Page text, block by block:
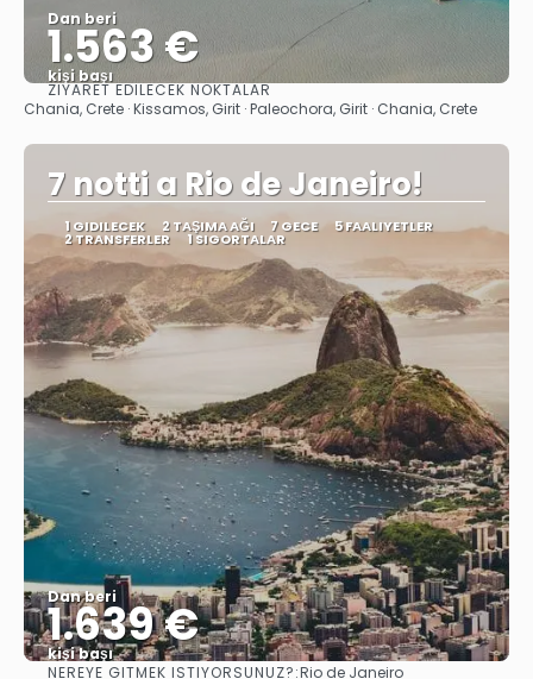
Dan beri
1.563 €
kişi başı
Görüntüle
ZIYARET EDILECEK NOKTALAR
Chania, Crete · Kissamos, Girit · Paleochora, Girit · Chania, Crete
7 notti a Rio de Janeiro!
1 GIDILECEK 2 TAŞIMA AĞI 7 GECE 5 FAALIYETLER
2 TRANSFERLER 1 SIGORTALAR
Dan beri
1.639 €
kişi başı
NEREYE GITMEK ISTIYORSUNUZ?:Rio de Janeiro